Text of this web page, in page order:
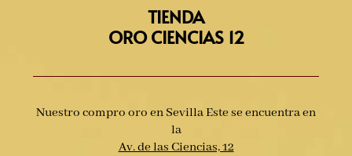
TIENDA
ORO CIENCIAS 12
Nuestro compro oro en Sevilla Este se encuentra en
la
Av. de las Ciencias, 12